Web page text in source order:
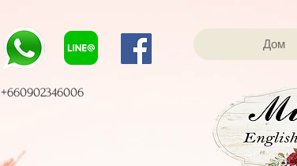
Дом
+660902346006